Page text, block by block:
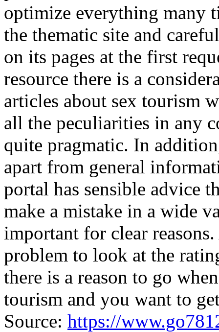
optimize everything many
the thematic site and
on its pages at the first
resource there is a
articles about sex tourism
all the peculiarities in any
quite pragmatic. In
apart from general
portal has sensible advice
make a mistake in a wide
important for clear
problem to look at the
there is a reason to go
tourism and you want to
Source: https://